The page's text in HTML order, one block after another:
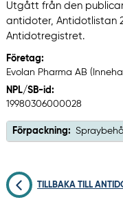
Utgått från den
antidoter, Antidotlistan
Antidotregistret.
Företag:
Evolan Pharma AB
NPL/SB-id:
19980306000028
Förpackning:
TILLBAKA TILL